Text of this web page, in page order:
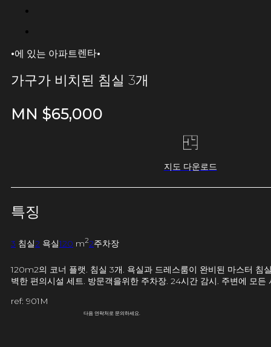
·에 있는 아파트렌타·
가구가 비치된 침실 3개
MN $65,000
지도 다운로드
특징
3 침실2 욕실120 m22주차장
120m2의 코너 플랫. 침실 3개. 욕실과 드레스룸이 완비된 마스터 침
벽한 편의시설 세트. 방문객을위한 주차장. 24시간 감시. 주변에 모
ref: 901M
다음 연락처로 문의하세요.